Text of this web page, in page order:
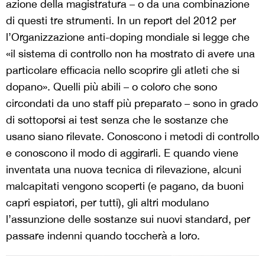
azione della magistratura – o da una combinazione
di questi tre strumenti. In un report del 2012 per
l’Organizzazione anti-doping mondiale si legge che
«il sistema di controllo non ha mostrato di avere una
particolare efficacia nello scoprire gli atleti che si
dopano». Quelli più abili – o coloro che sono
circondati da uno staff più preparato – sono in grado
di sottoporsi ai test senza che le sostanze che
usano siano rilevate. Conoscono i metodi di controllo
e conoscono il modo di aggirarli. E quando viene
inventata una nuova tecnica di rilevazione, alcuni
malcapitati vengono scoperti (e pagano, da buoni
capri espiatori, per tutti), gli altri modulano
l’assunzione delle sostanze sui nuovi standard, per
passare indenni quando toccherà a loro.